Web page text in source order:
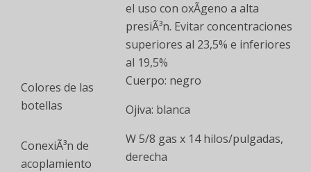
el uso con oxÃ­geno a alta
presiÃ³n. Evitar concentraciones
superiores al 23,5% e inferiores
al 19,5%
Colores de las
botellas
Cuerpo: negro
Ojiva: blanca
ConexiÃ³n de
acoplamiento
W 5/8 gas x 14 hilos/pulgadas,
derecha